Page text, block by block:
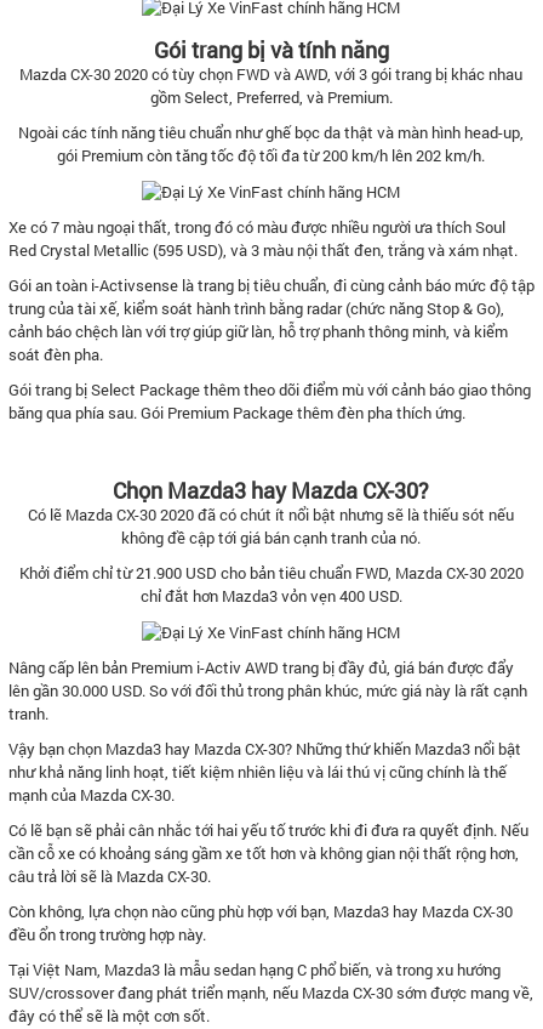
Gói trang bị và tính năng
Mazda CX-30 2020 có tùy chọn FWD và AWD, với 3 gói trang bị khác nhau
gồm Select, Preferred, và Premium.
Ngoài các tính năng tiêu chuẩn như ghế bọc da thật và màn hình head-up,
gói Premium còn tăng tốc độ tối đa từ 200 km/h lên 202 km/h.
Xe có 7 màu ngoại thất, trong đó có màu được nhiều người ưa thích Soul
Red Crystal Metallic (595 USD), và 3 màu nội thất đen, trắng và xám nhạt.
Gói an toàn i-Activsense là trang bị tiêu chuẩn, đi cùng cảnh báo mức độ tập
trung của tài xế, kiểm soát hành trình bằng radar (chức năng Stop & Go),
cảnh báo chệch làn với trợ giúp giữ làn, hỗ trợ phanh thông minh, và kiểm
soát đèn pha.
Gói trang bị Select Package thêm theo dõi điểm mù với cảnh báo giao thông
băng qua phía sau. Gói Premium Package thêm đèn pha thích ứng.
Chọn Mazda3 hay Mazda CX-30?
Có lẽ Mazda CX-30 2020 đã có chút ít nổi bật nhưng sẽ là thiếu sót nếu
không đề cập tới giá bán cạnh tranh của nó.
Khởi điểm chỉ từ 21.900 USD cho bản tiêu chuẩn FWD, Mazda CX-30 2020
chỉ đắt hơn Mazda3 vỏn vẹn 400 USD.
Nâng cấp lên bản Premium i-Activ AWD trang bị đầy đủ, giá bán được đẩy
lên gần 30.000 USD. So với đối thủ trong phân khúc, mức giá này là rất cạnh
tranh.
Vậy bạn chọn Mazda3 hay Mazda CX-30? Những thứ khiến Mazda3 nổi bật
như khả năng linh hoạt, tiết kiệm nhiên liệu và lái thú vị cũng chính là thế
mạnh của Mazda CX-30.
Có lẽ bạn sẽ phải cân nhắc tới hai yếu tố trước khi đi đưa ra quyết định. Nếu
cần cỗ xe có khoảng sáng gầm xe tốt hơn và không gian nội thất rộng hơn,
câu trả lời sẽ là Mazda CX-30.
Còn không, lựa chọn nào cũng phù hợp với bạn, Mazda3 hay Mazda CX-30
đều ổn trong trường hợp này.
Tại Việt Nam, Mazda3 là mẫu sedan hạng C phổ biến, và trong xu hướng
SUV/crossover đang phát triển mạnh, nếu Mazda CX-30 sớm được mang về,
đây có thể sẽ là một cơn sốt.